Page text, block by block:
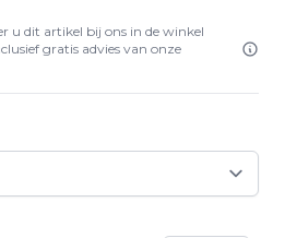
u dit artikel bij ons in de winkel
gratis advies van onze